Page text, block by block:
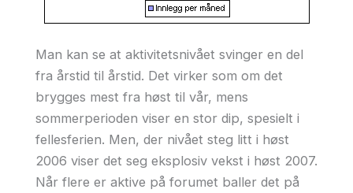
Man kan se at aktivitetsnivået svinger en del
fra årstid til årstid. Det virker som om det
brygges mest fra høst til vår, mens
sommerperioden viser en stor dip, spesielt i
fellesferien. Men, der nivået steg litt i høst
2006 viser det seg eksplosiv vekst i høst 2007.
Når flere er aktive på forumet baller det på